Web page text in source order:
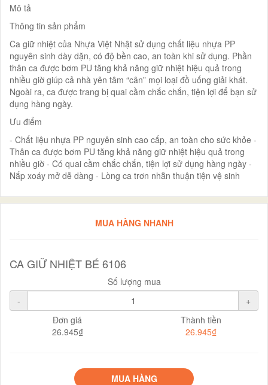
Mô tả
Thông tin sản phẩm
Ca giữ nhiệt của Nhựa Việt Nhật sử dụng chất liệu nhựa PP
nguyên sinh dày dặn, có độ bền cao, an toàn khi sử dụng. Phần
thân ca được bơm PU tăng khả năng giữ nhiệt hiệu quả trong
nhiều giờ giúp cả nhà yên tâm “cân” mọi loại đồ uống giải khát.
Ngoài ra, ca được trang bị quai cầm chắc chắn, tiện lợi để bạn sử
dụng hàng ngày.
Ưu điểm
- Chất liệu nhựa PP nguyên sinh cao cấp, an toàn cho sức khỏe -
Thân ca được bơm PU tăng khả năng giữ nhiệt hiệu quả trong
nhiều giờ - Có quai cầm chắc chắn, tiện lợi sử dụng hàng ngày -
Nắp xoáy mở dễ dàng - Lòng ca trơn nhẵn thuận tiện vệ sinh
MUA HÀNG NHANH
CA GIỮ NHIỆT BÉ 6106
Số lượng mua
-
+
Đơn giá
26.945₫
Thành tiền
26.945₫
MUA HÀNG